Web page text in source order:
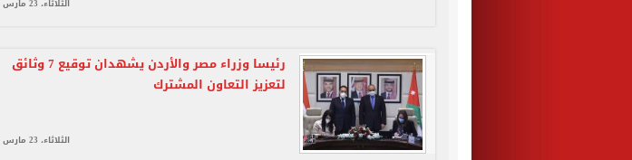
الثلاثاء، 23 مارس 2021 06:01 م
رئيسا وزراء مصر والأردن يشهدان توقيع 7 وثائق
لتعزيز التعاون المشترك
الثلاثاء، 23 مارس 2021 03:25 م